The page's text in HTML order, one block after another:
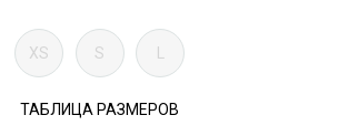
XS S L
ТАБЛИЦА РАЗМЕРОВ